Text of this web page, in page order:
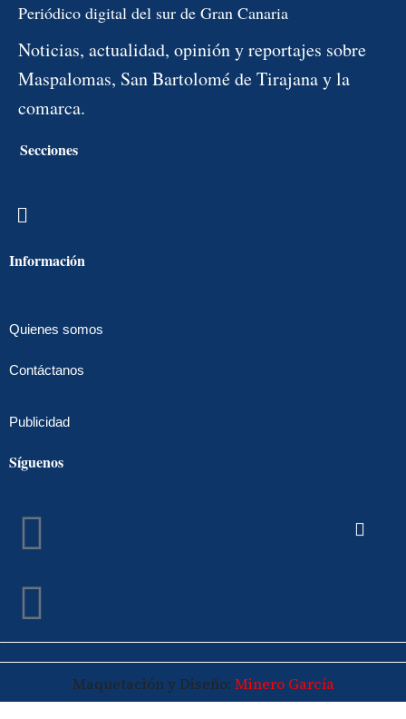
Periódico digital del sur de Gran Canaria
Noticias, actualidad, opinión y reportajes sobre
Maspalomas, San Bartolomé de Tirajana y la
comarca.
Secciones
Menú
Información
Quienes somos
Contáctanos
Publicidad
Síguenos
Facebook
Instagram
Maquetación y Diseño: Minero García